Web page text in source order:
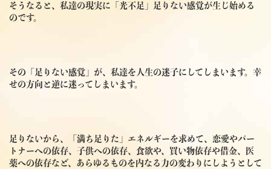
そうなると、私達の現実に「光不足」足りない感覚が生じ始める
のです。
その「足りない感覚」が、私達を人生の迷子にしてしまいます。幸
せの方向と逆に迷ってしまいます。
足りないから、「満ち足りた」エネルギーを求めて、恋愛やパー
トナーへの依存、子供への依存、食欲や、買い物依存や借金、医
薬への依存など、あらゆるものを内なる力の変わりにしようとして